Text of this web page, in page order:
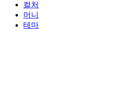
컬처
머니
테마